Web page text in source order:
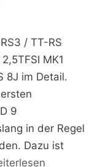
/ TT-RS
MK1
8J im Detail.
9
in der Regel
Dazu ist